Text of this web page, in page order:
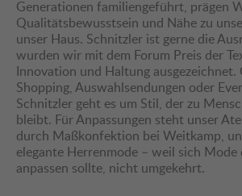
Generationen familiengeführt, prägen
Qualitätsbewusstsein und Nähe zu
unser Haus. Schnitzler ist gerne die
wurden wir mit dem Forum Preis der
Innovation und Haltung ausgezeichnet.
Shopping, Auswahlsendungen oder
Schnitzler geht es um Stil, der zu
bleibt. Für Anpassungen steht unser
durch Maßkonfektion bei Weitkamp,
elegante Herrenmode – weil sich Mode
anpassen sollte, nicht umgekehrt.